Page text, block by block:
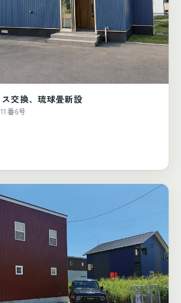
交換、琉球畳新設
番6号